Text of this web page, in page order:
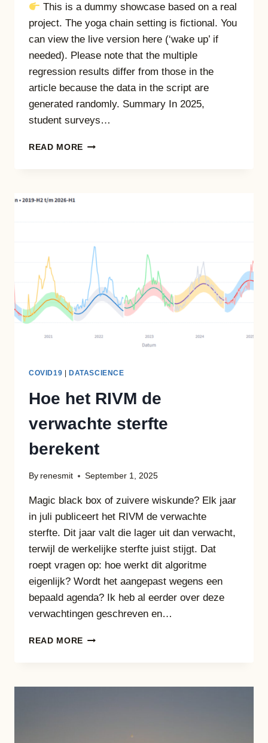
This is a dummy showcase based on a real
project. The yoga chain setting is fictional. You
can view the live version here (‘wake up’ if
needed). Please note that the multiple
regression results differ from those in the
article because the data in the script are
generated randomly. Summary In 2025,
student surveys…
READ MORE ANALYSIS
COVID19 | DATASCIENCE
Hoe het RIVM de
verwachte sterfte
berekent
By renesmit September 1, 2025
Magic black box of zuivere wiskunde? Elk jaar
in juli publiceert het RIVM de verwachte
sterfte. Dit jaar valt die lager uit dan verwacht,
terwijl de werkelijke sterfte juist stijgt. Dat
roept vragen op: hoe werkt dit algoritme
eigenlijk? Wordt het aangepast wegens een
bepaald agenda? Ik heb al eerder over deze
verwachtingen geschreven en…
READ MORE HOE
VERWACHTE